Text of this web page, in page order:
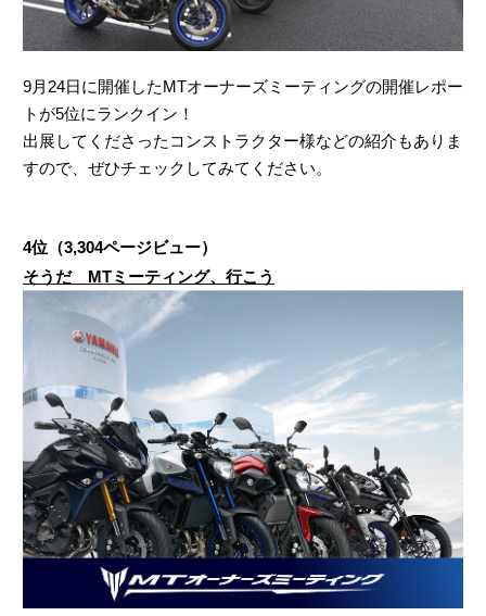
9月24日に開催したMTオーナーズミーティングの開催レポー
トが5位にランクイン！
出展してくださったコンストラクター様などの紹介もありま
すので、ぜひチェックしてみてください。
4位（3,304ページビュー）
そうだ MTミーティング、行こう